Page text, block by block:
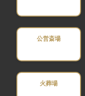
公営斎場
火葬場